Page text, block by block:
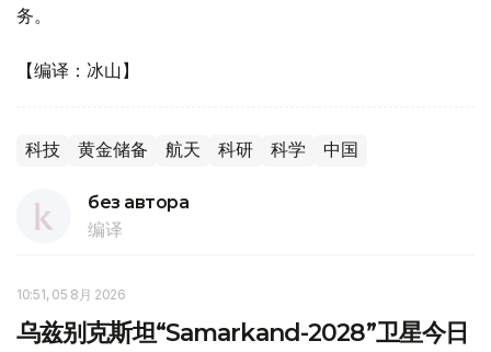
务。
【编译：冰山】
科技 黄金储备 航天 科研 科学 中国
без автора
编译
10:51, 05 8月 2026
乌兹别克斯坦“Samarkand-2028”卫星今日